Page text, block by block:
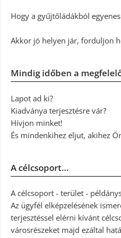
Hogy a gyűjtőládákból
Akkor jó helyen jár, forduljon
Mindig időben a
Lapot ad ki?
Kiadványa terjesztésre vár?
Hívjon minket!
És mindenkihez eljut, akihez
A célcsoport…
A célcsoport - terület -
Az ügyfél elképzelésének
terjesztéssel elérni kívánt
városrészeket majd ezáltal